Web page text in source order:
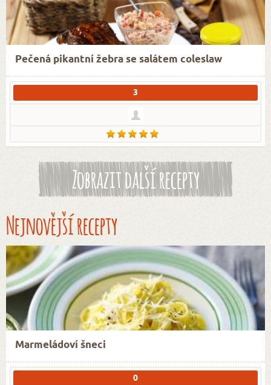
Pečená pikantní žebra se salátem coleslaw
3
Zobrazit další recepty
Nejnovější recepty
Marmeládoví šneci
0